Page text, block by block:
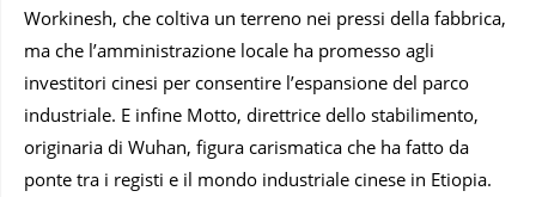
Workinesh, che coltiva un terreno nei pressi della fabbrica,
ma che l’amministrazione locale ha promesso agli
investitori cinesi per consentire l’espansione del parco
industriale. E infine Motto, direttrice dello stabilimento,
originaria di Wuhan, figura carismatica che ha fatto da
ponte tra i registi e il mondo industriale cinese in Etiopia.